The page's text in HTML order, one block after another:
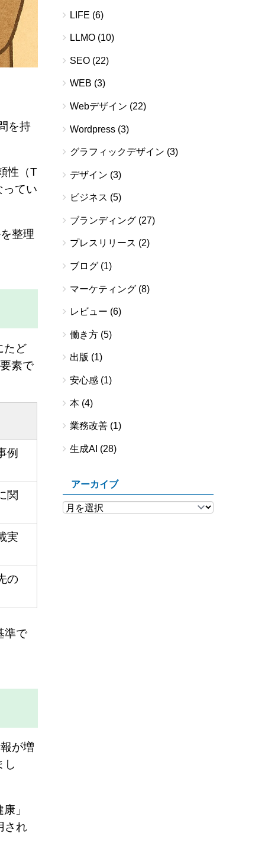
を持
性（T
ってい
整理
たど
素で
例
関
実
の
準で
が増
し
」
され
LIFE (6)
LLMO(10)
SEO(22)
WEB (3)
Webデザイン (22)
Wordpress(3)
グラフィックデザイン (3)
デザイン (3)
ビジネス (5)
ブランディング(27)
プレスリリース (2)
ブログ(1)
マーケティング(8)
レビュー (6)
働き方(5)
出版 (1)
安心感(1)
本(4)
業務改善(1)
生成AI (28)
アーカイブ